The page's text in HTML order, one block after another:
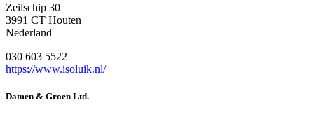
Zeilschip 30
3991 CT Houten
Nederland
030 603 5522
https://www.isoluik.nl/
Damen & Groen Ltd.